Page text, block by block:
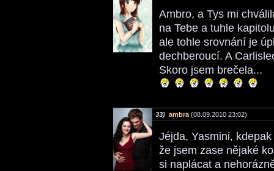
Ambro, a Tys mi
na Tebe a tuhle
ale tohle srovnání je
dechberoucí. A
Skoro jsem brečela...
33) ambra (08.09.2010 23:02)
Jéjda, Yasmini,
že jsem zase nějaké
si naplácat a